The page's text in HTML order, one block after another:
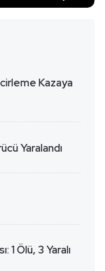
Kazaya
Yaralandı
1 Ölü, 3 Yaralı